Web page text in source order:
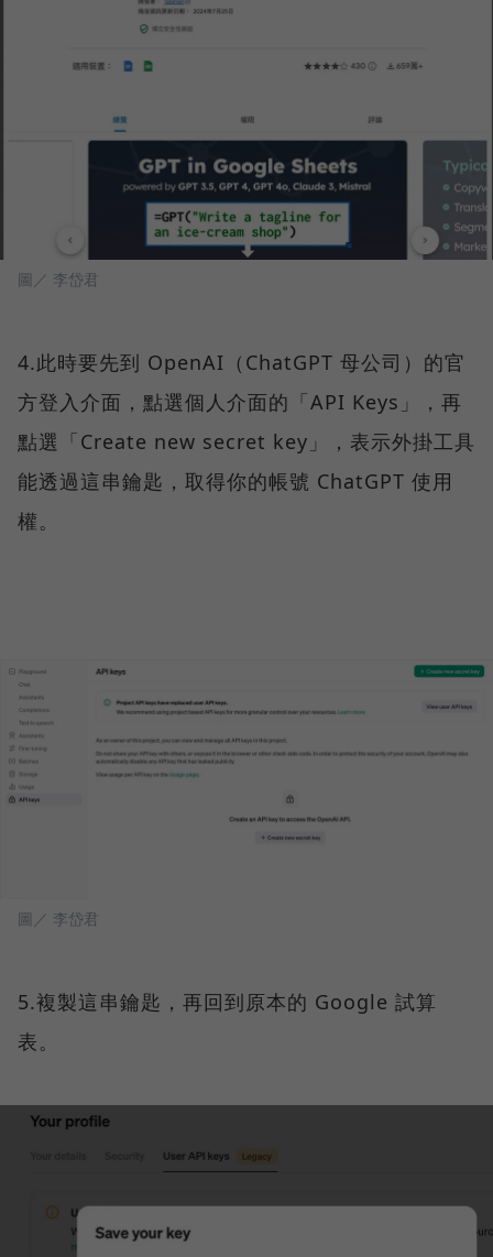
圖／ 李岱君
4.此時要先到 OpenAI（ChatGPT 母公司）的官
方登入介面，點選個人介面的「API Keys」，再
點選「Create new secret key」，表示外掛工具
能透過這串鑰匙，取得你的帳號 ChatGPT 使用
權。
圖／ 李岱君
5.複製這串鑰匙，再回到原本的 Google 試算
表。